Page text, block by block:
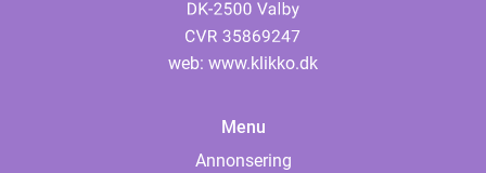
web: www.klikko.dk
Menu
Annonsering